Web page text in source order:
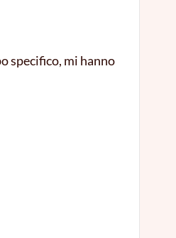
specifico, mi hanno